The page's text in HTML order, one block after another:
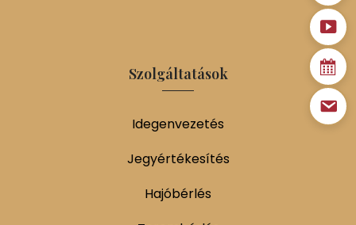
Szolgáltatások
Idegenvezetés
Jegyértékesítés
Hajóbérlés